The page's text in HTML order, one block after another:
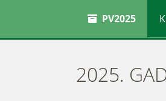
PV2025
2025.